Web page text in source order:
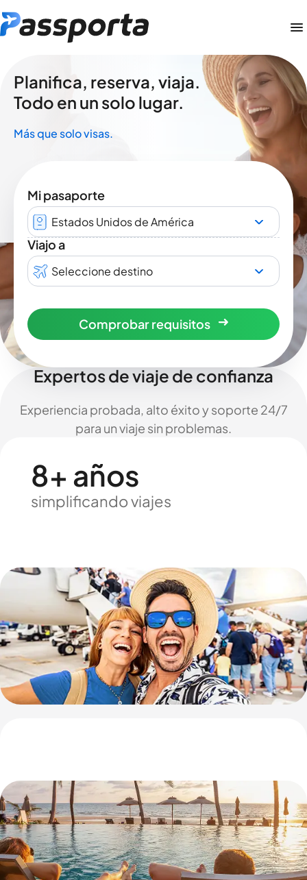
Planifica, reserva, viaja.
Todo en un solo lugar.
Más que solo visas.
Mi pasaporte
Estados Unidos de América
Viajo a
Seleccione destino
Comprobar requisitos
Expertos de viaje de confianza
Experiencia probada, alto éxito y soporte 24/7
para un viaje sin problemas.
8+ años
simplificando viajes